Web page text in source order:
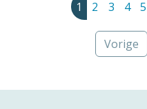
1 2 3 4 5
Vorige